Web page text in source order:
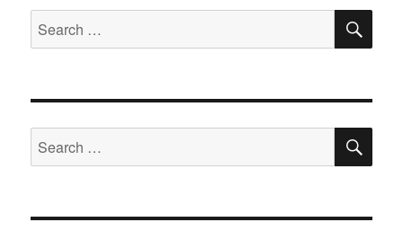
Search
for:
Search
for: